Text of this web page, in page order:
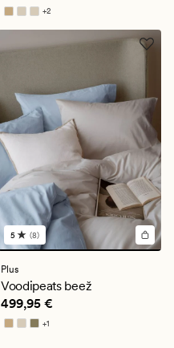
+2
Saadaval rohkemates värvitoonides
8
arvustust
keskmise
hinnanguga
5
5 (8)
Plus
Voodipeats beež
Pris_ee 499,95 €
499,95 €
+1
Saadaval rohkemates värvitoonides